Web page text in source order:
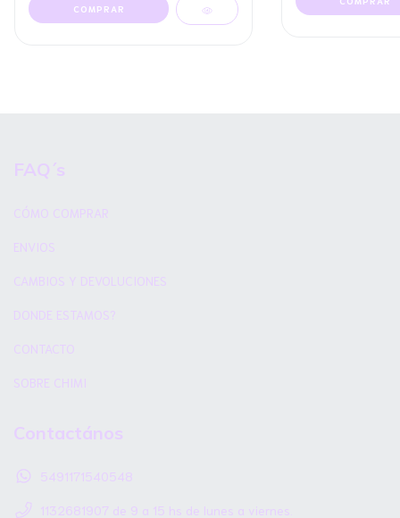
COMPRAR
FAQ´s
CÓMO COMPRAR
ENVIOS
CAMBIOS Y DEVOLUCIONES
DONDE ESTAMOS?
CONTACTO
SOBRE CHIMI
Contactános
5491171540548
1132681907 de 9 a 15 hs de lunes a viernes.